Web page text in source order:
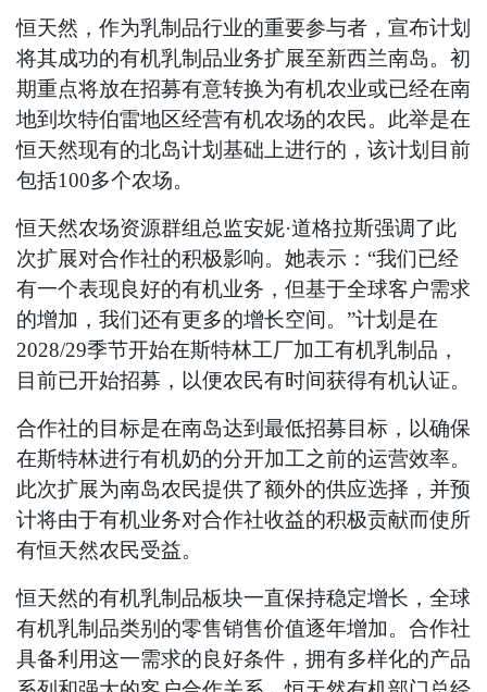
恒天然，作为乳制品行业的重要参与者，宣布计划
将其成功的有机乳制品业务扩展至新西兰南岛。初
期重点将放在招募有意转换为有机农业或已经在南
地到坎特伯雷地区经营有机农场的农民。此举是在
恒天然现有的北岛计划基础上进行的，该计划目前
包括100多个农场。
恒天然农场资源群组总监安妮·道格拉斯强调了此
次扩展对合作社的积极影响。她表示：“我们已经
有一个表现良好的有机业务，但基于全球客户需求
的增加，我们还有更多的增长空间。”计划是在
2028/29季节开始在斯特林工厂加工有机乳制品，
目前已开始招募，以便农民有时间获得有机认证。
合作社的目标是在南岛达到最低招募目标，以确保
在斯特林进行有机奶的分开加工之前的运营效率。
此次扩展为南岛农民提供了额外的供应选择，并预
计将由于有机业务对合作社收益的积极贡献而使所
有恒天然农民受益。
恒天然的有机乳制品板块一直保持稳定增长，全球
有机乳制品类别的零售销售价值逐年增加。合作社
具备利用这一需求的良好条件，拥有多样化的产品